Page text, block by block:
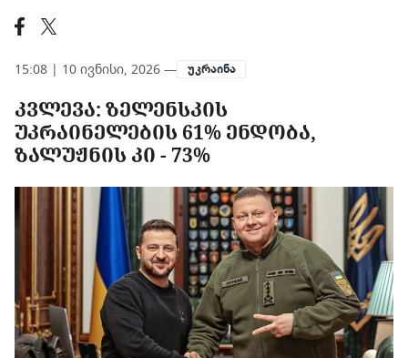
15:08 | 10 ივნისი, 2026 — უკრაინა
ᲙᲕᲚᲔᲕᲐ: ᲖᲔᲚᲔᲜᲡᲙᲘᲡ
ᲣᲙᲠᲐᲘᲜᲔᲚᲔᲑᲘᲡ 61% ᲔᲜᲓᲝᲑᲐ,
ᲖᲐᲚᲣᲟᲜᲘᲡ ᲙᲘ - 73%